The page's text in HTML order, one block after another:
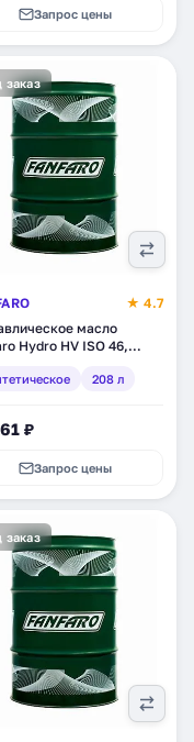
Запрос цены
заказ
★ 4.7
масло
Hydro HV ISO 46,
208 л
₽
Запрос цены
заказ